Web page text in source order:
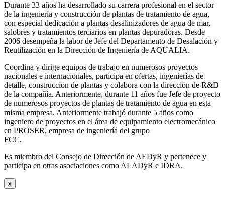
Durante 33 años ha desarrollado su carrera profesional en el sector
de la ingeniería y construcción de plantas de tratamiento de agua,
con especial dedicación a plantas desalinizadores de agua de mar,
salobres y tratamientos terciarios en plantas depuradoras. Desde
2006 desempeña la labor de Jefe del Departamento de Desalación y
Reutilización en la Dirección de Ingeniería de AQUALIA.
Coordina y dirige equipos de trabajo en numerosos proyectos
nacionales e internacionales, participa en ofertas, ingenierías de
detalle, construcción de plantas y colabora con la dirección de R&D
de la compañía. Anteriormente, durante 11 años fue Jefe de proyecto
de numerosos proyectos de plantas de tratamiento de agua en esta
misma empresa. Anteriormente trabajó durante 5 años como
ingeniero de proyectos en el área de equipamiento electromecánico
en PROSER, empresa de ingeniería del grupo
FCC.
Es miembro del Consejo de Dirección de AEDyR y pertenece y
participa en otras asociaciones como ALADyR e IDRA.
x